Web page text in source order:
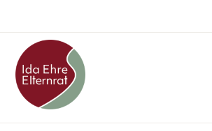
springen